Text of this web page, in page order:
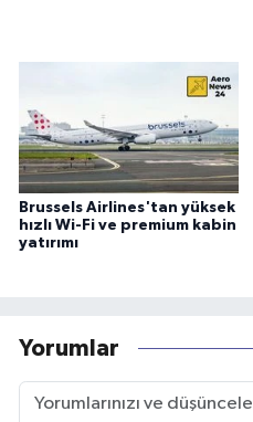
Brussels Airlines'tan yüksek
hızlı Wi-Fi ve premium kabin
yatırımı
Yorumlar